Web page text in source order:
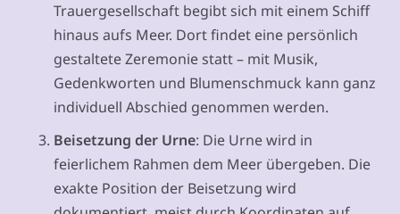
Trauergesellschaft begibt sich mit einem Schiff
hinaus aufs Meer. Dort findet eine persönlich
gestaltete Zeremonie statt – mit Musik,
Gedenkworten und Blumenschmuck kann ganz
individuell Abschied genommen werden.
Beisetzung der Urne: Die Urne wird in
feierlichem Rahmen dem Meer übergeben. Die
exakte Position der Beisetzung wird